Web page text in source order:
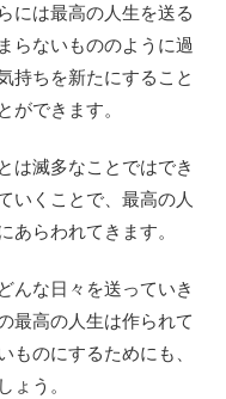
には最高の人生を送る
らないもののように過
持ちを新たにすること
ができます。
は滅多なことではでき
いくことで、最高の人
あらわれてきます。
んな日々を送っていき
最高の人生は作られて
ものにするためにも、
ょう。